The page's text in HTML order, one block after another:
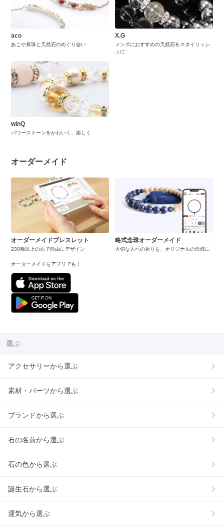
aco
あこや真珠と天然石のめぐり会い
X.G
メンズにおすすめの天然石をスタイリッシ
ュに
winQ
パワーストーンをかわいく、楽しく
オーダーメイド
オーダーメイドブレスレット
230種以上の石で自由にデザイン
オーダーメイドをアプリでも！
略式念珠オーダーメイド
大切な人への祈りを、オリジナルの念珠に
選ぶ
アクセサリーから選ぶ
素材・パーツから選ぶ
ブランドから選ぶ
石の名前から選ぶ
石の色から選ぶ
誕生石から選ぶ
運気から選ぶ